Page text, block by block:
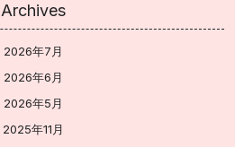
Archives
2026年7月
2026年6月
2026年5月
2025年11月